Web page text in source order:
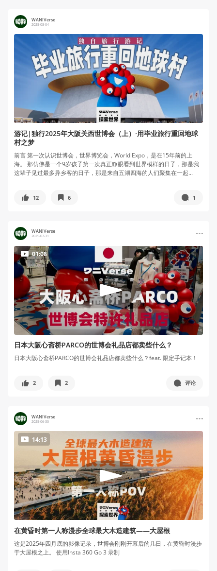
WANIVerse
2025-08-04
游记|独行2025年大阪关西世博会（上）·用毕业旅行重回地球
村之梦
前言 第一次认识世博会，世界博览会，World Expo，是在15年前的上
海。 那仿佛是一个9岁孩子第一次真正睁眼看到世界模样的日子，那是我
这辈子见过最多异乡客的日子，那是来自五湖四海的人们聚集在一起...
12 6 1
WANIVerse
2025-07-31
01:08
日本大阪心斋桥PARCO的世博会礼品店都卖些什么？
日本大阪心斋桥PARCO的世博会礼品店都卖些什么？feat. 限定手记本！
2 2 评论
WANIVerse
2025-06-30
14:13
在黄昏时第一人称漫步全球最大木造建筑——大屋根
这是2025年四月底的影像记录，世博会刚刚开幕后的几日，在黄昏时漫步
于大屋根之上。 使用Insta 360 Go 3 录制